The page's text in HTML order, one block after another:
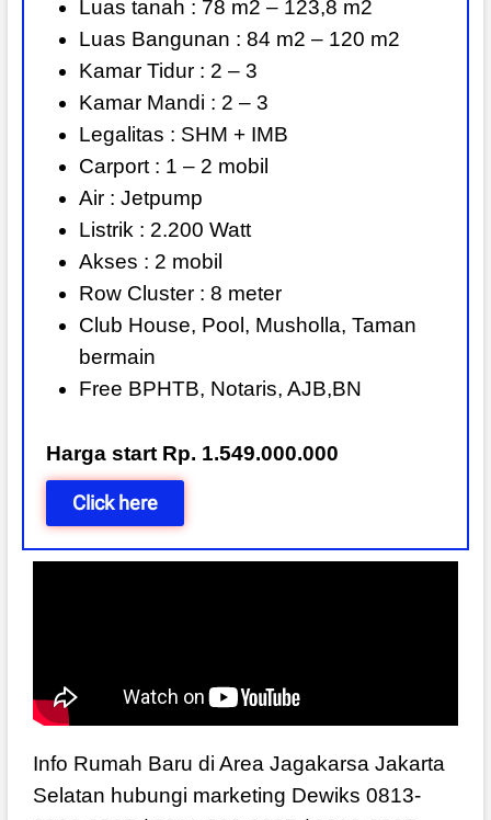
Luas tanah : 78 m2 – 123,8 m2
Luas Bangunan : 84 m2 – 120 m2
Kamar Tidur : 2 – 3
Kamar Mandi : 2 – 3
Legalitas : SHM + IMB
Carport : 1 – 2 mobil
Air : Jetpump
Listrik : 2.200 Watt
Akses : 2 mobil
Row Cluster : 8 meter
Club House, Pool, Musholla, Taman
bermain
Free BPHTB, Notaris, AJB,BN
Harga start Rp. 1.549.000.000
Click here
Info Rumah Baru di Area Jagakarsa Jakarta
Selatan hubungi marketing Dewiks 0813-